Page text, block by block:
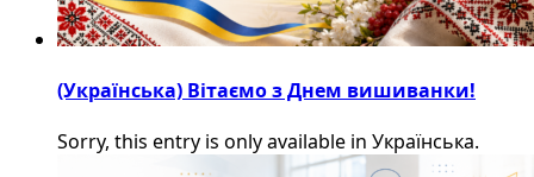
(Українська) Вітаємо з Днем вишиванки!
Sorry, this entry is only available in Українська.